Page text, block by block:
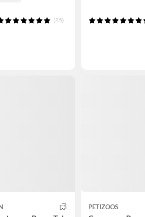
(85)
PETIZOOS